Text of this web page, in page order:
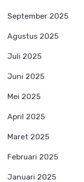
September 2025
Agustus 2025
Juli 2025
Juni 2025
Mei 2025
April 2025
Maret 2025
Februari 2025
Januari 2025